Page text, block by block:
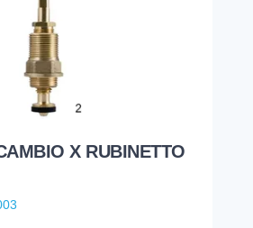
X RUBINETTO